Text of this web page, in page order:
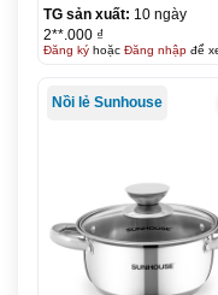
TG sản xuất: 10 ngày
2**.000 ₫
Đăng kýhoặc Đăng nhậpđể
Nồi lẻ Sunhouse